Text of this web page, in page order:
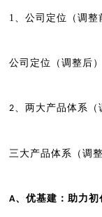
1、公司定位（调
公司定位（调整后
2 、两大产品体系
三大产品体系（调
A、优基建：助力